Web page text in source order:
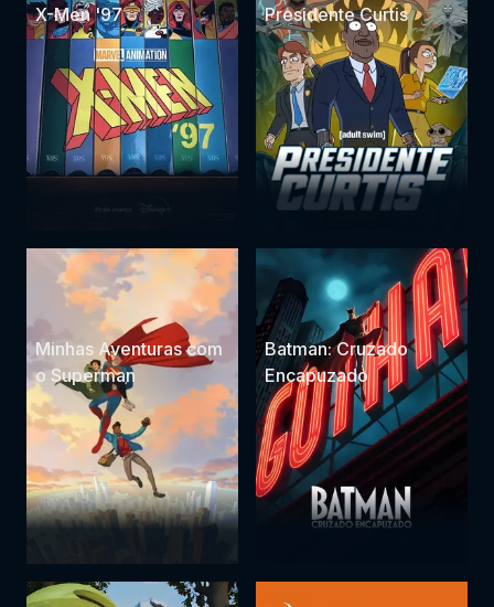
X-Men '97 Presidente Curtis
Minhas Aventuras com
o Superman
Batman: Cruzado
Encapuzado